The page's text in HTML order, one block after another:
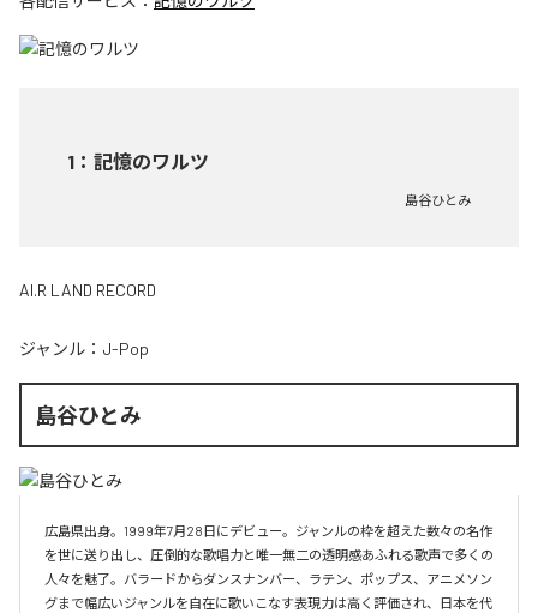
1 ： 記憶のワルツ
島谷ひとみ
AI.R LAND RECORD
ジャンル： J-Pop
島谷ひとみ
広島県出身。1999年7月28日にデビュー。ジャンルの枠を超えた数々の名作
を世に送り出し、圧倒的な歌唱力と唯一無二の透明感あふれる歌声で多くの
人々を魅了。バラードからダンスナンバー、ラテン、ポップス、アニメソン
グまで幅広いジャンルを自在に歌いこなす表現力は高く評価され、日本を代